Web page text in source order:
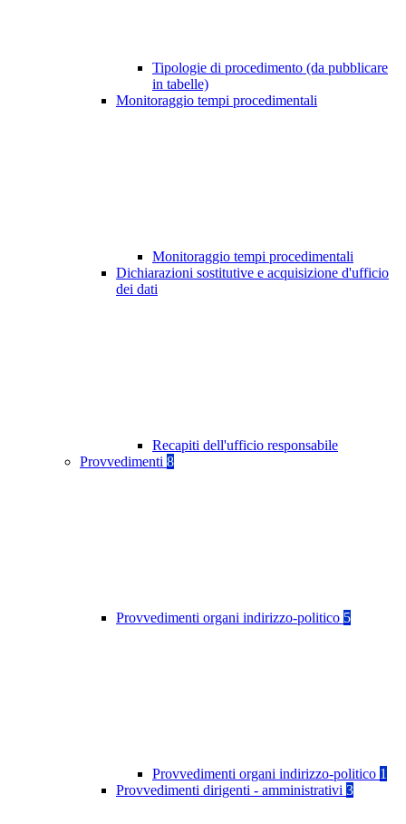
Tipologie di procedimento (da pubblicare
in tabelle)
Monitoraggio tempi procedimentali
Monitoraggio tempi procedimentali
Dichiarazioni sostitutive e acquisizione d'ufficio
dei dati
Recapiti dell'ufficio responsabile
Provvedimenti 8
Provvedimenti organi indirizzo-politico 5
Provvedimenti organi indirizzo-politico 1
Provvedimenti dirigenti - amministrativi 3